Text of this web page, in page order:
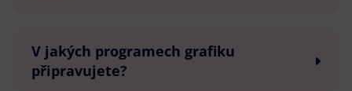
V jakých programech grafiku
připravujete?